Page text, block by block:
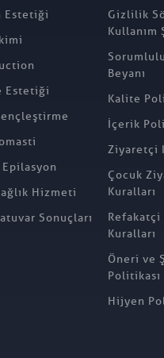
Estetiği
Estetiği
Epilasyon
Hizmeti
Sonuçları
Gizlilik
Kullanım
Beyanı
Kalite
İçerik
Ziyaretçi
Çocuk
Kuralları
Refakatçi
Kuralları
Öneri ve
Politikası
Hijyen